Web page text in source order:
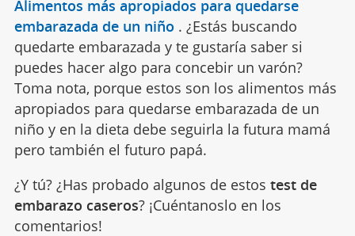
Alimentos más apropiados para quedarse
embarazada de un niño . ¿Estás buscando
quedarte embarazada y te gustaría saber si
puedes hacer algo para concebir un varón?
Toma nota, porque estos son los alimentos más
apropiados para quedarse embarazada de un
niño y en la dieta debe seguirla la futura mamá
pero también el futuro papá.
¿Y tú? ¿Has probado algunos de estos test de
embarazo caseros? ¡Cuéntanoslo en los
comentarios!